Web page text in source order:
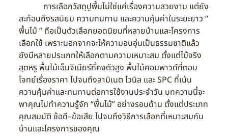
การเลือกวัสดุปูพื้นไม่ใช่แค่เรื่องความสวยงาม แต่ยัง
สะท้อนถึงรสนิยม ความทนทาน และความคุ้มค่าในระยะยาว “
พื้นไม้ ” ถือเป็นตัวเลือกยอดนิยมที่หลายบ้านและโครงการ
เลือกใช้ เพราะนอกจากจะให้ความอบอุ่นเป็นธรรมชาติแล้ว
ยังมีหลายประเภทให้เลือกตามความเหมาะสม ตั้งแต่ไม้จริง
สุดหรู พื้นไม้เอ็นจิเนียร์ที่คงตัวสูง พื้นไม้คอมพาวด์ที่ตอบ
โจทย์เรื่องราคา ไปจนถึงลามิเนต ไวนิล และ SPC ที่เน้น
ความคุ้มค่าและทนทานต่อการใช้งานประจำวัน บทความนี้จะ
พาคุณไปทำความรู้จัก “พื้นไม้” อย่างรอบด้าน ตั้งแต่ประเภท
คุณสมบัติ ข้อดี–ข้อเสีย ไปจนถึงวิธีการเลือกที่เหมาะสมกับ
บ้านและโครงการของคุณ